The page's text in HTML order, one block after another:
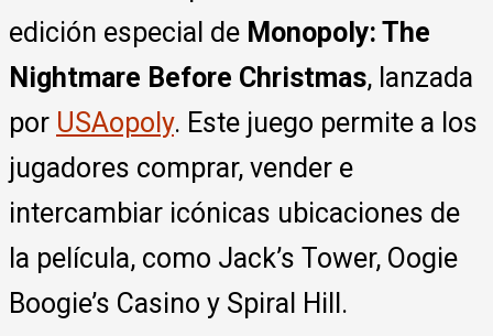
edición especial de Monopoly: The
Nightmare Before Christmas, lanzada
por USAopoly. Este juego permite a los
jugadores comprar, vender e
intercambiar icónicas ubicaciones de
la película, como Jack’s Tower, Oogie
Boogie’s Casino y Spiral Hill.